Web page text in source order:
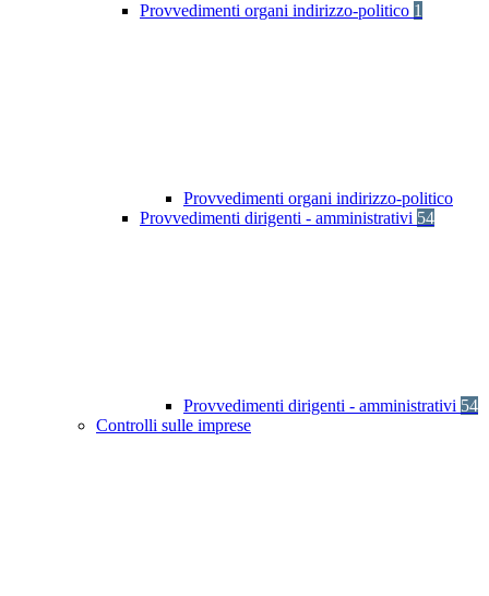
Provvedimenti organi indirizzo-politico 1
Provvedimenti organi indirizzo-politico
Provvedimenti dirigenti - amministrativi 54
Provvedimenti dirigenti - amministrativi 54
Controlli sulle imprese